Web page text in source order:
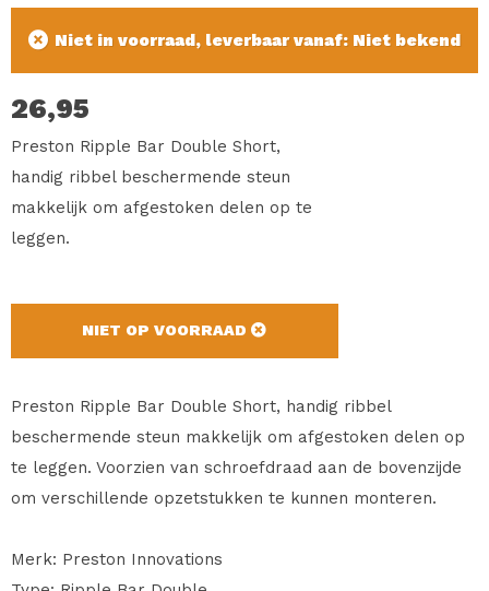
Niet in voorraad, leverbaar vanaf: Niet bekend
26,95
Preston Ripple Bar Double Short,
handig ribbel beschermende steun
makkelijk om afgestoken delen op te
leggen.
NIET OP VOORRAAD
Preston Ripple Bar Double Short, handig ribbel
beschermende steun makkelijk om afgestoken delen op
te leggen. Voorzien van schroefdraad aan de bovenzijde
om verschillende opzetstukken te kunnen monteren.
Merk: Preston Innovations